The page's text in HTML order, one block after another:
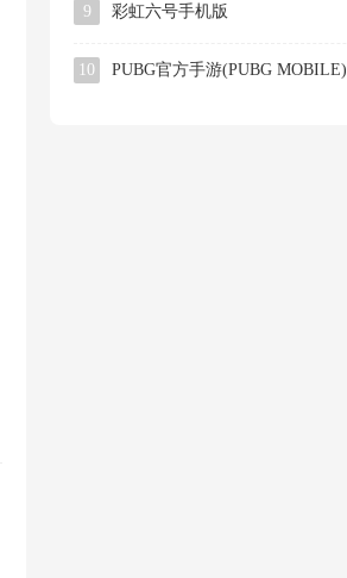
9 彩虹六号手机版
10 PUBG官方手游(PUBG MOBILE)